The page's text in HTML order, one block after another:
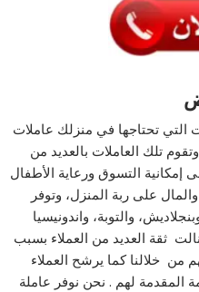
التي تحتاجها في منزلك عاملات
تلك العاملات بالعديد من
إمكانية التسوق ورعاية الأطفال
على ربة المنزل، وتوفر
والتوبة، واندونيسيا
ثقة العديد من العملاء بسبب
خلالنا كما يرشح العملاء
المقدمة لهم . نحن نوفر عاملة